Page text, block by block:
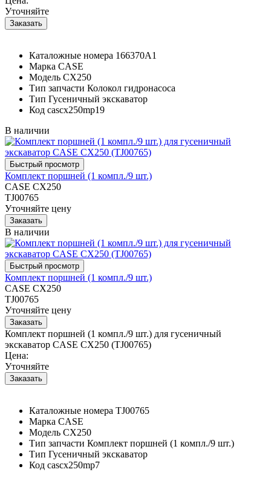
Уточняйте
Каталожные номера 166370A1
Марка CASE
Модель CX250
Тип запчасти Колокол гидронасоса
Тип Гусеничный экскаватор
Код cascx250mp19
В наличии
Комплект поршней (1 компл./9 шт.)
CASE CX250
TJ00765
Уточняйте цену
В наличии
Комплект поршней (1 компл./9 шт.)
CASE CX250
TJ00765
Уточняйте цену
Комплект поршней (1 компл./9 шт.) для гусеничный
экскаватор CASE CX250 (TJ00765)
Цена:
Уточняйте
Каталожные номера TJ00765
Марка CASE
Модель CX250
Тип запчасти Комплект поршней (1 компл./9 шт.)
Тип Гусеничный экскаватор
Код cascx250mp7